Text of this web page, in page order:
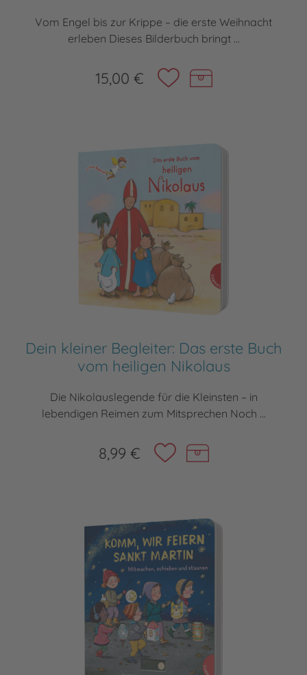
Vom Engel bis zur Krippe – die erste Weihnacht
erleben Dieses Bilderbuch bringt ...
15,00 €
Dein kleiner Begleiter: Das erste Buch
vom heiligen Nikolaus
Die Nikolauslegende für die Kleinsten – in
lebendigen Reimen zum Mitsprechen Noch ...
8,99 €